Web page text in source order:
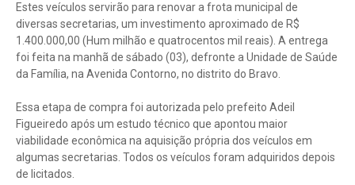
Estes veículos servirão para renovar a frota municipal de
diversas secretarias, um investimento aproximado de R$
1.400.000,00 (Hum milhão e quatrocentos mil reais). A entrega
foi feita na manhã de sábado (03), defronte a Unidade de Saúde
da Família, na Avenida Contorno, no distrito do Bravo.
Essa etapa de compra foi autorizada pelo prefeito Adeil
Figueiredo após um estudo técnico que apontou maior
viabilidade econômica na aquisição própria dos veículos em
algumas secretarias. Todos os veículos foram adquiridos depois
de licitados.